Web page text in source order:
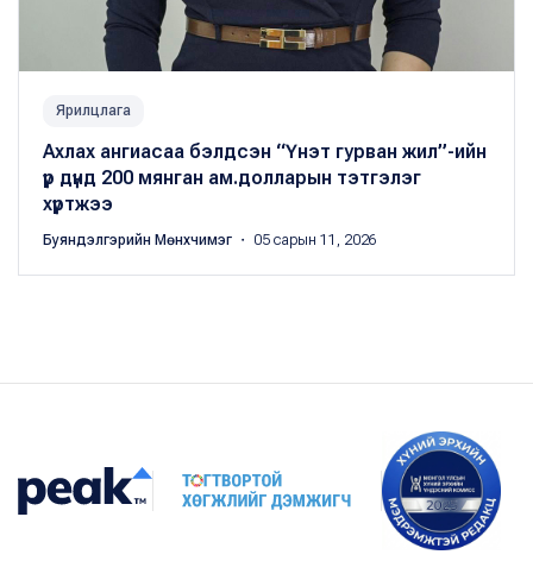
Ярилцлага
Ахлах ангиасаа бэлдсэн “Үнэт гурван жил”-ийн
үр дүнд 200 мянган ам.долларын тэтгэлэг
хүртжээ
Буяндэлгэрийн Мөнхчимэг ・ 05 сарын 11, 2026